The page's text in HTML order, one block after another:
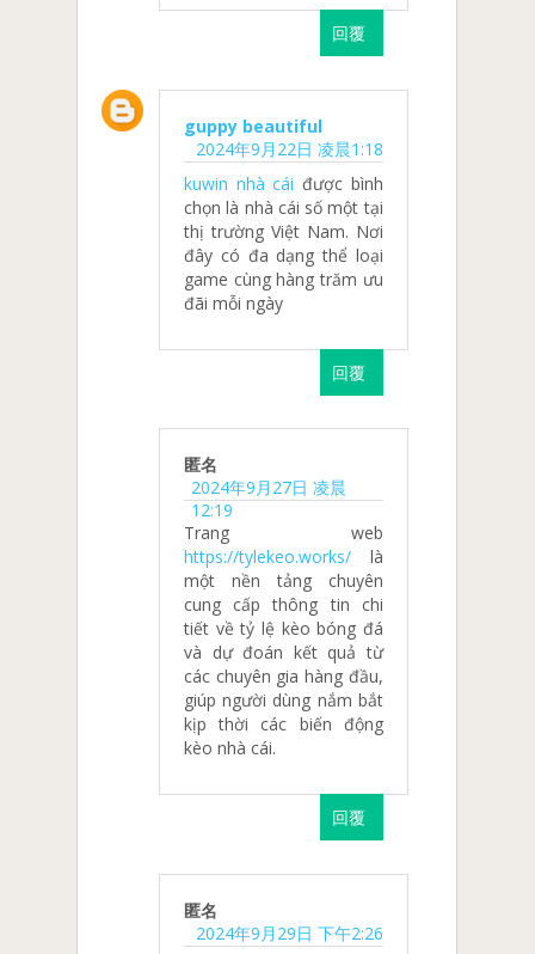
回覆
guppy beautiful
2024年9月22日 凌晨1:18
kuwin nhà cái được bình
chọn là nhà cái số một tại
thị trường Việt Nam. Nơi
đây có đa dạng thể loại
game cùng hàng trăm ưu
đãi mỗi ngày
回覆
匿名
2024年9月27日 凌晨
12:19
Trang web
https://tylekeo.works/ là
một nền tảng chuyên
cung cấp thông tin chi
tiết về tỷ lệ kèo bóng đá
và dự đoán kết quả từ
các chuyên gia hàng đầu,
giúp người dùng nắm bắt
kịp thời các biến động
kèo nhà cái.
回覆
匿名
2024年9月29日 下午2:26